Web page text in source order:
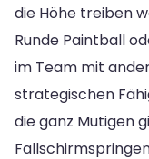
die Höhe treiben
Runde Paintball
im Team mit
strategischen
die ganz Mutigen